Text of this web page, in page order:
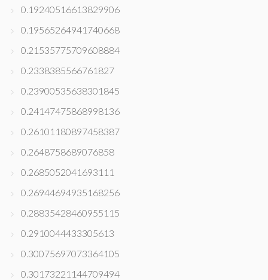
0.19240516613829906
0.19565264941740668
0.21535775709608884
0.2338385566761827
0.23900535638301845
0.24147475868998136
0.26101180897458387
0.2648758689076858
0.2685052041693111
0.26944694935168256
0.28835428460955115
0.2910044433305613
0.30075697073364105
0.30173221144709494